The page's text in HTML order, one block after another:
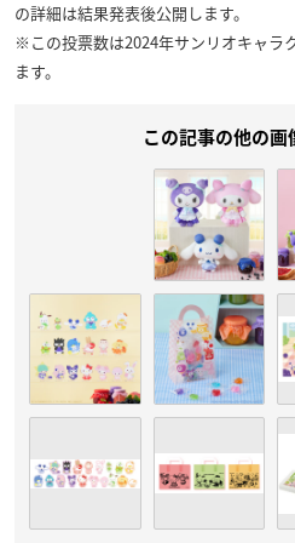
の詳細は結果発表後公開します。
※この投票数は2024年サンリオキャラ
ます。
この記事の他の画